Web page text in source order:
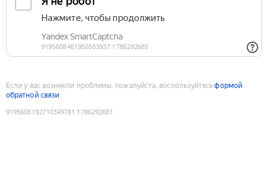
Если у вас возникли проблемы, пожалуйста, воспользуйтесьформой
обратной связи
9195608192710349781 :1786292681